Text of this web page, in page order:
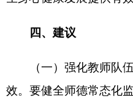
前、课中、课后测评”“学生讲
备课针对性，深化集体备课
识与易错点，优化课件设计